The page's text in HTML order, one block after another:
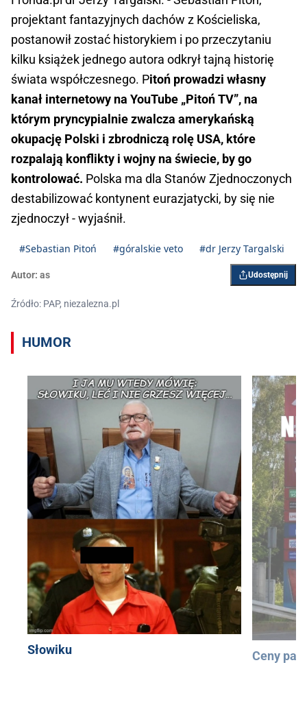
projektant fantazyjnych dachów z Kościeliska,
postanowił zostać historykiem i po przeczytaniu
kilku książek jednego autora odkrył tajną historię
świata współczesnego. Pitoń prowadzi własny
kanał internetowy na YouTube „Pitoń TV”, na
którym pryncypialnie zwalcza amerykańską
okupację Polski i zbrodniczą rolę USA, które
rozpalają konflikty i wojny na świecie, by go
kontrolować. Polska ma dla Stanów Zjednoczonych
destabilizować kontynent eurazjatycki, by się nie
zjednoczył - wyjaśnił.
#Sebastian Pitoń #góralskie veto #dr Jerzy Targalski
Autor: as Udostępnij
Źródło: PAP, niezalezna.pl
HUMOR
Słowiku Ceny